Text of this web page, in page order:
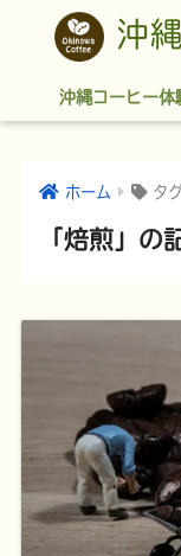
沖縄
沖縄コーヒー体
ホーム タグ
「焙煎」の